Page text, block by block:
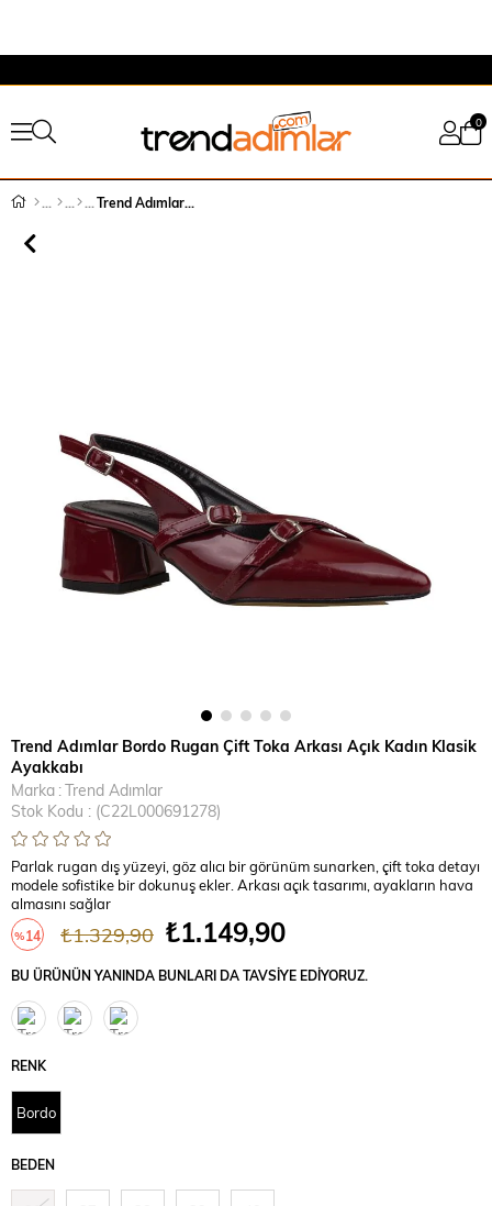
0
Trend Adımlar Bordo Rugan Çift Toka Arkası Açık Kadın Klasik Ayakkabı
Trend Adımlar Bordo Rugan Çift Toka Arkası Açık Kadın Klasik
Ayakkabı
Marka :Trend Adımlar
Stok Kodu
(C22L000691278)
Parlak rugan dış yüzeyi, göz alıcı bir görünüm sunarken, çift toka detayı
modele sofistike bir dokunuş ekler. Arkası açık tasarımı, ayakların hava
almasını sağlar
%14
İndirim
₺1.329,90 ₺1.149,90
BU ÜRÜNÜN YANINDA BUNLARI DA TAVSIYE EDIYORUZ.
RENK
Bordo
BEDEN